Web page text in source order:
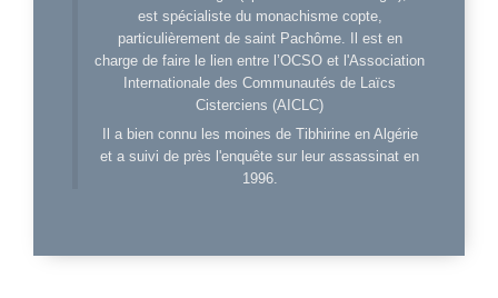
est spécialiste du monachisme copte,
particulièrement de saint Pachôme. Il est en
charge de faire le lien entre l’OCSO et l'Association
Internationale des Communautés de Laïcs
Cisterciens (AICLC)
Il a bien connu les moines de Tibhirine en Algérie
et a suivi de près l'enquête sur leur assassinat en
1996.